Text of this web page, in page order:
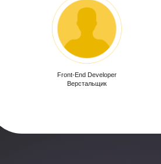
Front-End Developer
Верстальщик